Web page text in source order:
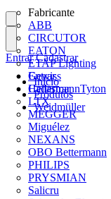
Fabricante
ABB
CIRCUTOR
EATON
ETAP Lighting
Gewiss
HellermannTyton
LTX
MEGGER
Miguélez
NEXANS
OBO Bettermann
PHILIPS
PRYSMIAN
Salicru
Entrar
Cadastrar
Entrar Cadastrar
Início
Produtos
Weidmüller